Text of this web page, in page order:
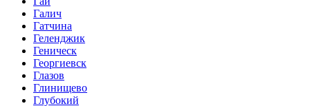
Галич
Гатчина
Геленджик
Геническ
Георгиевск
Глазов
Глинищево
Глубокий